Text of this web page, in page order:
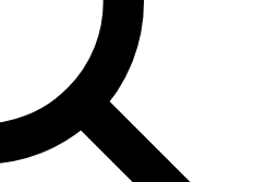
sus calles es como retroceder en el
una historia. La Plaza de España,
y la iglesia de San Nicolás de Bari
cultural que se puede
No te pierdas el Palacio de
que refleja el esplendor de la